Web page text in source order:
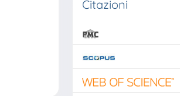
Citazioni